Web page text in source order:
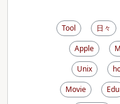
Tool 日々
Apple
Unix
Movie
Edu